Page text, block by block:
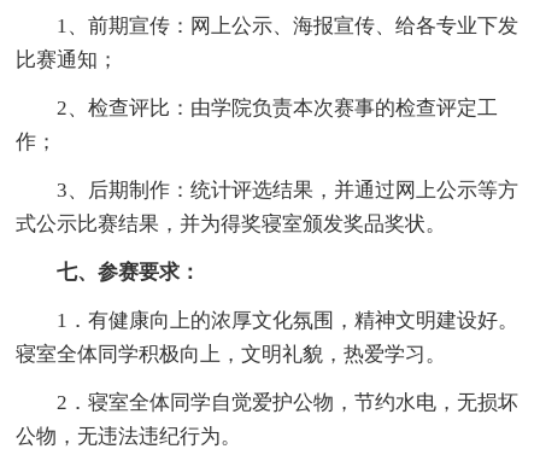
1、前期宣传：网上公示、海报宣传、给各专业下发
比赛通知；
2、检查评比：由学院负责本次赛事的检查评定工
作；
3、后期制作：统计评选结果，并通过网上公示等方
式公示比赛结果，并为得奖寝室颁发奖品奖状。
七、参赛要求：
1．有健康向上的浓厚文化氛围，精神文明建设好。
寝室全体同学积极向上，文明礼貌，热爱学习。
2．寝室全体同学自觉爱护公物，节约水电，无损坏
公物，无违法违纪行为。